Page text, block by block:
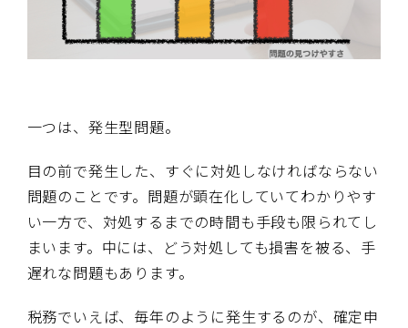
一つは、発生型問題。
目の前で発生した、すぐに対処しなければならない
問題のことです。問題が顕在化していてわかりやす
い一方で、対処するまでの時間も手段も限られてし
まいます。中には、どう対処しても損害を被る、手
遅れな問題もあります。
税務でいえば、毎年のように発生するのが、確定申